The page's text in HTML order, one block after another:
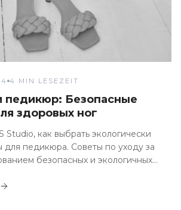
4 MIN LESEZEIT
педикюр: Безопасные
здоровых ног
Studio, как выбрать экологически
для педикюра. Советы по уходу за
безопасных и экологичных